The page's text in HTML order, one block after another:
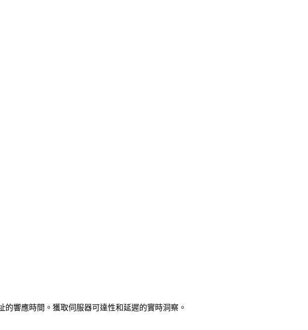
的響應時間。獲取伺服器可達性和延遲的實時洞察。